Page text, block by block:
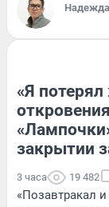
Надежда
«Я потерял
закрытии
3 часа 19 482
«Позавтракал